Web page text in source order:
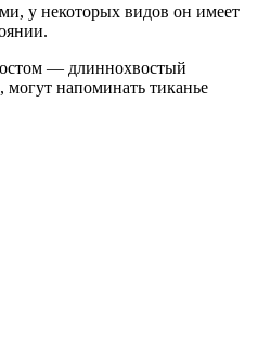
у некоторых видов он имеет
— длиннохвостый
напоминать тиканье